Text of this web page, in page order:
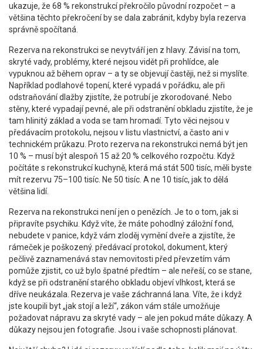
ukazuje, že 68 % rekonstrukcí překročilo původní rozpočet – a
většina těchto překročení by se dala zabránit, kdyby byla rezerva
správně spočítaná.
Rezerva na rekonstrukci se nevytváří jen z hlavy. Závisí na tom,
skryté vady, problémy, které nejsou vidět při prohlídce, ale
vypuknou až během oprav – a ty se objevují častěji, než si myslíte.
Například podlahové topení, které vypadá v pořádku, ale při
odstraňování dlažby zjistíte, že potrubí je zkorodované. Nebo
stěny, které vypadají pevné, ale při odstranění obkladu zjistíte, že je
tam hlinitý základ a voda se tam hromadí. Tyto věci nejsou v
předávacím protokolu, nejsou v listu vlastnictví, a často ani v
technickém průkazu. Proto rezerva na rekonstrukci nemá být jen
10 % – musí být alespoň 15 až 20 % celkového rozpočtu. Když
počítáte s rekonstrukcí kuchyně, která má stát 500 tisíc, měli byste
mít rezervu 75–100 tisíc. Ne 50 tisíc. A ne 10 tisíc, jak to dělá
většina lidí.
Rezerva na rekonstrukci není jen o penězích. Je to o tom, jak si
připravíte psychiku. Když víte, že máte pohodlný záložní fond,
nebudete v panice, když vám zloděj vymění dveře a zjistíte, že
rámeček je poškozený. předávací protokol , dokument, který
pečlivě zaznamenává stav nemovitosti před převzetím vám
pomůže zjistit, co už bylo špatné předtím – ale neřeší, co se stane,
když se při odstranění starého obkladu objeví vlhkost, která se
dříve neukázala. Rezerva je vaše záchranná lana. Víte, že i když
jste koupili byt „jak stojí a leží“, zákon vám stále umožňuje
požadovat nápravu za skryté vady – ale jen pokud máte důkazy. A
důkazy nejsou jen fotografie. Jsou i vaše schopnosti plánovat.